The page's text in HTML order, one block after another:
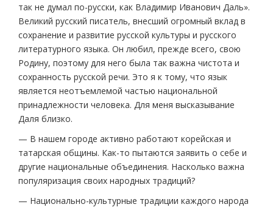
так не думал по-русски, как Владимир Иванович Даль».
Великий русский писатель, внесший огромный вклад в
сохранение и развитие русской культуры и русского
литературного языка. Он любил, прежде всего, свою
Родину, поэтому для него была так важна чистота и
сохранность русской речи. Это я к тому, что язык
является неотъемлемой частью национальной
принадлежности человека. Для меня высказывание
Даля близко.
— В нашем городе активно работают корейская и
татарская общины. Как-то пытаются заявить о себе и
другие национальные объединения. Насколько важна
популяризация своих народных традиций?
— Национально-культурные традиции каждого народа